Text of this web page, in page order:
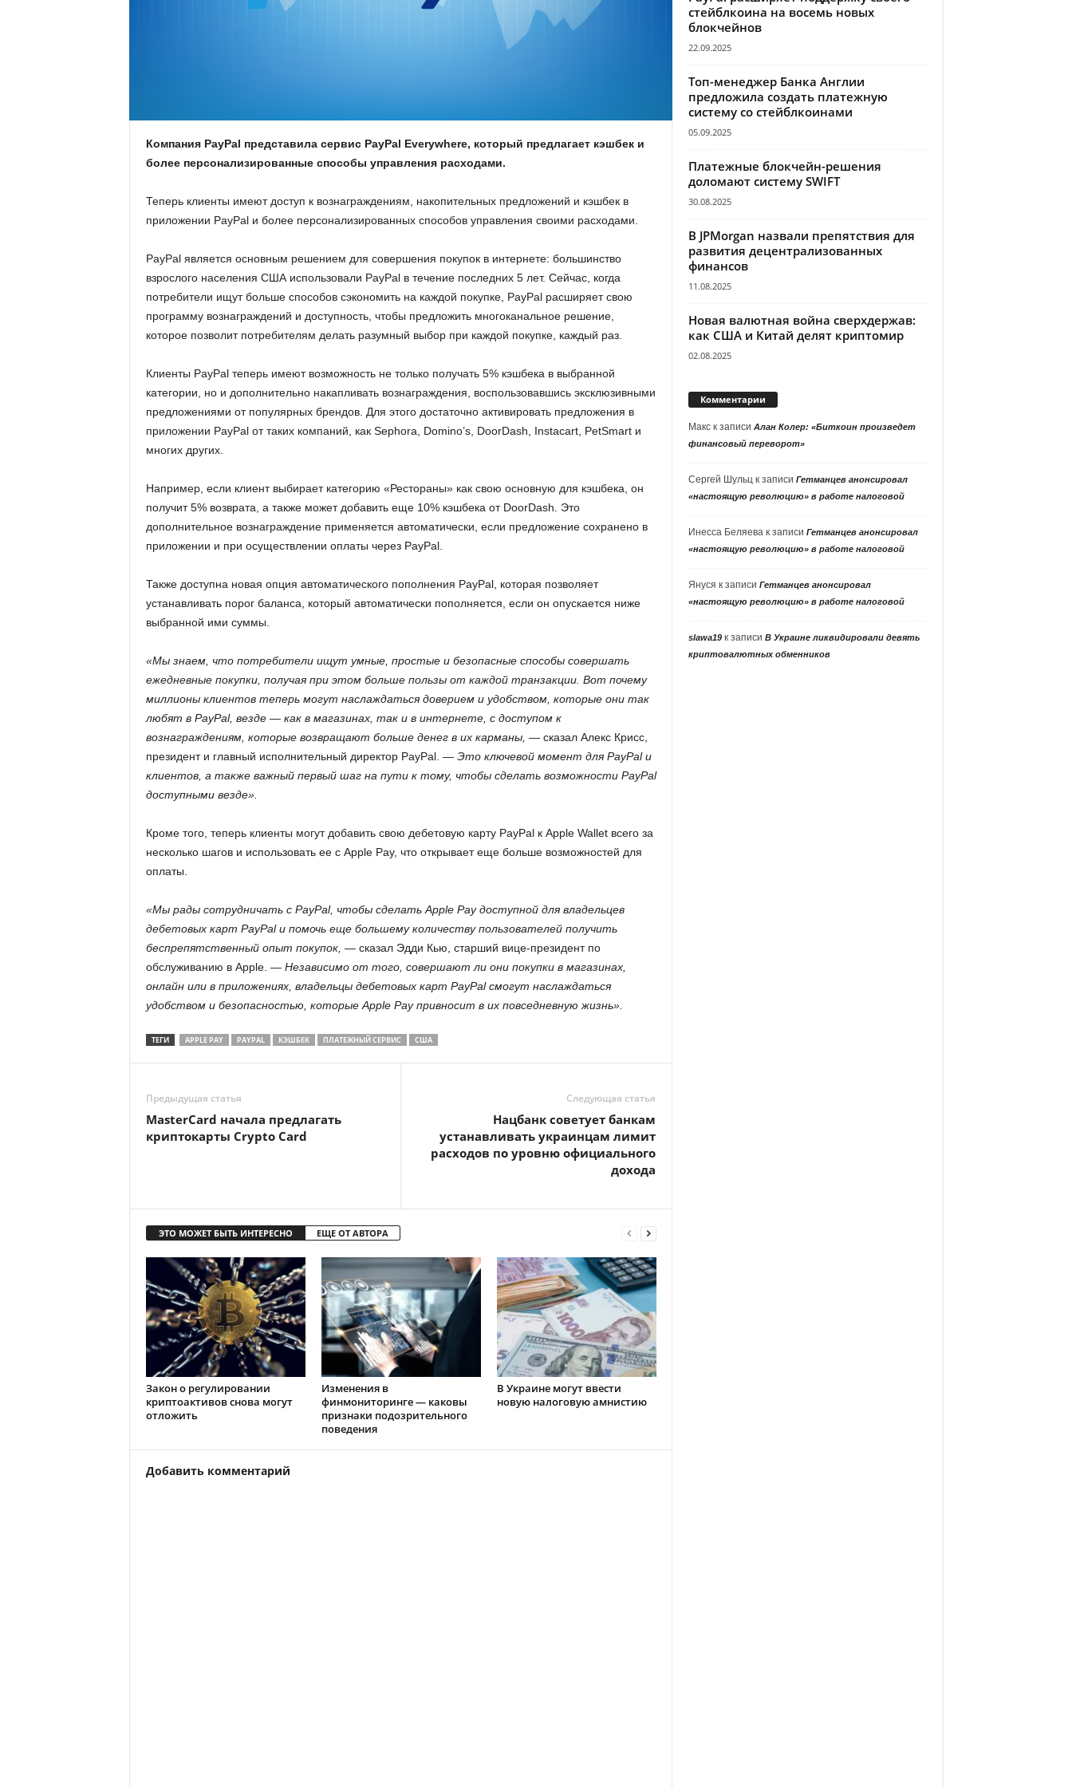
m
a
Компания PayPal представила сервис PayPal Everywhere, который предлагает кэшбек и
более персонализированные способы управления расходами.
Теперь клиенты имеют доступ к вознаграждениям, накопительных предложений и кэшбек в
приложении PayPal и более персонализированных способов управления своими расходами.
PayPal является основным решением для совершения покупок в интернете: большинство
взрослого населения США использовали PayPal в течение последних 5 лет. Сейчас, когда
потребители ищут больше способов сэкономить на каждой покупке, PayPal расширяет свою
программу вознаграждений и доступность, чтобы предложить многоканальное решение,
которое позволит потребителям делать разумный выбор при каждой покупке, каждый раз.
Клиенты PayPal теперь имеют возможность не только получать 5% кэшбека в выбранной
категории, но и дополнительно накапливать вознаграждения, воспользовавшись эксклюзивными
предложениями от популярных брендов. Для этого достаточно активировать предложения в
приложении PayPal от таких компаний, как Sephora, Domino’s, DoorDash, Instacart, PetSmart и
многих других.
Например, если клиент выбирает категорию «Рестораны» как свою основную для кэшбека, он
получит 5% возврата, а также может добавить еще 10% кэшбека от DoorDash. Это
дополнительное вознаграждение применяется автоматически, если предложение сохранено в
приложении и при осуществлении оплаты через PayPal.
Также доступна новая опция автоматического пополнения PayPal, которая позволяет
устанавливать порог баланса, который автоматически пополняется, если он опускается ниже
выбранной ими суммы.
«Мы знаем, что потребители ищут умные, простые и безопасные способы совершать
ежедневные покупки, получая при этом больше пользы от каждой транзакции. Вот почему
миллионы клиентов теперь могут наслаждаться доверием и удобством, которые они так
любят в PayPal, везде — как в магазинах, так и в интернете, с доступом к
вознаграждениям, которые возвращают больше денег в их карманы, — сказал Алекс Крисс,
президент и главный исполнительный директор PayPal. — Это ключевой момент для PayPal и
клиентов, а также важный первый шаг на пути к тому, чтобы сделать возможности PayPal
доступными везде».
Кроме того, теперь клиенты могут добавить свою дебетовую карту PayPal к Apple Wallet всего за
несколько шагов и использовать ее с Apple Pay, что открывает еще больше возможностей для
оплаты.
«Мы рады сотрудничать с PayPal, чтобы сделать Apple Pay доступной для владельцев
дебетовых карт PayPal и помочь еще большему количеству пользователей получить
беспрепятственный опыт покупок, — сказал Эдди Кью, старший вице-президент по
обслуживанию в Apple. — Независимо от того, совершают ли они покупки в магазинах,
онлайн или в приложениях, владельцы дебетовых карт PayPal смогут наслаждаться
удобством и безопасностью, которые Apple Pay привносит в их повседневную жизнь».
ТЕГИ APPLE PAY PAYPAL КЭШБЕК ПЛАТЕЖНЫЙ СЕРВИС США
Предыдущая статья
MasterСard начала предлагать
криптокарты Crypto Card
Следующая статья
Нацбанк советует банкам
устанавливать украинцам лимит
расходов по уровню официального
дохода
ЭТО МОЖЕТ БЫТЬ ИНТЕРЕСНО ЕЩЕ ОТ АВТОРА
Закон о регулировании
криптоактивов снова могут
отложить
Изменения в
финмониторинге — каковы
признаки подозрительного
поведения
В Украине могут ввести
новую налоговую амнистию
Добавить комментарий
стейблкоина на восемь новых
блокчейнов
22.09.2025
Топ-менеджер Банка Англии
предложила создать платежную
систему со стейблкоинами
05.09.2025
Платежные блокчейн-решения
доломают систему SWIFT
30.08.2025
В JPMorgan назвали препятствия для
развития децентрализованных
финансов
11.08.2025
Новая валютная война сверхдержав:
как США и Китай делят криптомир
02.08.2025
Комментарии
Макск записи Алан Колер: «Биткоин произведет
финансовый переворот»
Сергей Шульцк записи Гетманцев анонсировал
«настоящую революцию» в работе налоговой
Инесса Беляевак записи Гетманцев анонсировал
«настоящую революцию» в работе налоговой
Януся к записи Гетманцев анонсировал
«настоящую революцию» в работе налоговой
slawa19к записи В Украине ликвидировали девять
криптовалютных обменников